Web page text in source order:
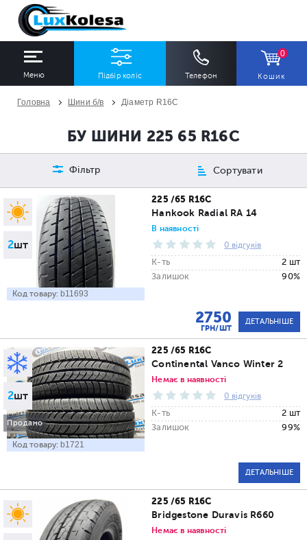
Меню Підбір коліс Телефон
0
Кошик
Всі Всі
Діаметр
Всі
Сезон
Всі
Кількість
Всі
ПІДІБРАТИ
Головна Шини б/в Діаметр R16C
БУ ШИНИ 225 65 R16C
Фільтр Сортувати
2шт
Код товару: b11693
225 /65 R16C
Hankook Radial RA 14
В наявності
0 відгуків
К-ть
2 шт
Залишок
90%
2750
ГРН/ШТ
ДЕТАЛЬНІШЕ
2шт
Продано
Код товару: b1721
225 /65 R16C
Continental Vanco Winter 2
Немає в наявності
0 відгуків
К-ть
2 шт
Залишок
99%
ДЕТАЛЬНІШЕ
225 /65 R16C
Bridgestone Duravis R660
Немає в наявності